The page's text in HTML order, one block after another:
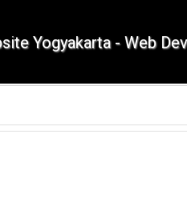
IDMETAFORA dengan begitu